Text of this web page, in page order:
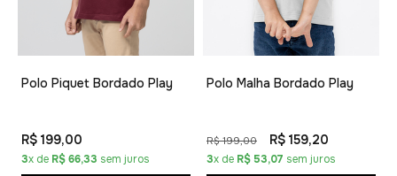
Polo Piquet Bordado Play
R$ 199,00
3x de R$ 66,33 sem juros
Polo Malha Bordado Play
R$ 199,00 R$ 159,20
3x de R$ 53,07 sem juros